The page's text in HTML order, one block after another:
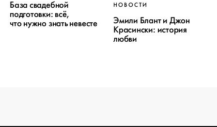
База свадебной
подготовки: всё,
что нужно знать невесте
НОВОСТИ
Эмили Блант и Джон
Красински: история
любви
ПРОЕКТ
СВАДЬБЫ